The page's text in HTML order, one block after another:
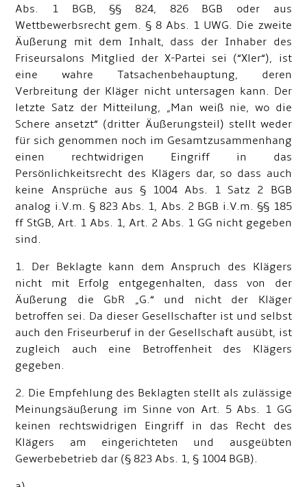
Abs. 1 BGB, §§ 824, 826 BGB oder aus
Wettbewerbsrecht gem. § 8 Abs. 1 UWG. Die zweite
Äußerung mit dem Inhalt, dass der Inhaber des
Friseursalons Mitglied der X-Partei sei (“Xler“), ist
eine wahre Tatsachenbehauptung, deren
Verbreitung der Kläger nicht untersagen kann. Der
letzte Satz der Mitteilung, „Man weiß nie, wo die
Schere ansetzt“ (dritter Äußerungsteil) stellt weder
für sich genommen noch im Gesamtzusammenhang
einen rechtwidrigen Eingriff in das
Persönlichkeitsrecht des Klägers dar, so dass auch
keine Ansprüche aus § 1004 Abs. 1 Satz 2 BGB
analog i.V.m. § 823 Abs. 1, Abs. 2 BGB i.V.m. §§ 185
ff StGB, Art. 1 Abs. 1, Art. 2 Abs. 1 GG nicht gegeben
sind.
1. Der Beklagte kann dem Anspruch des Klägers
nicht mit Erfolg entgegenhalten, dass von der
Äußerung die GbR „G.“ und nicht der Kläger
betroffen sei. Da dieser Gesellschafter ist und selbst
auch den Friseurberuf in der Gesellschaft ausübt, ist
zugleich auch eine Betroffenheit des Klägers
gegeben.
2. Die Empfehlung des Beklagten stellt als zulässige
Meinungsäußerung im Sinne von Art. 5 Abs. 1 GG
keinen rechtswidrigen Eingriff in das Recht des
Klägers am eingerichteten und ausgeübten
Gewerbebetrieb dar (§ 823 Abs. 1, § 1004 BGB).